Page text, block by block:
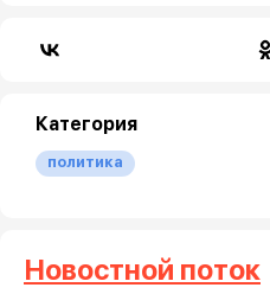
Категория
политика
Новостной поток